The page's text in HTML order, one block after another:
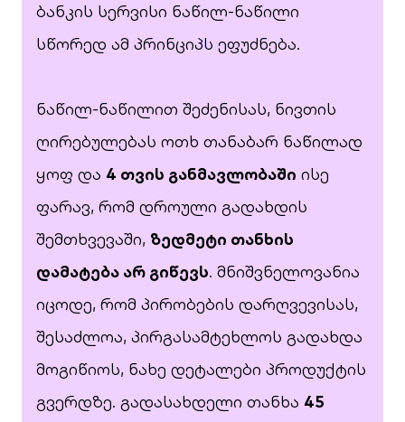
ბანკის სერვისი ნაწილ-ნაწილი
სწორედ ამ პრინციპს ეფუძნება.
ნაწილ-ნაწილით შეძენისას, ნივთის
ღირებულებას ოთხ თანაბარ ნაწილად
ყოფ და 4 თვის განმავლობაში ისე
ფარავ, რომ დროული გადახდის
შემთხვევაში, ზედმეტი თანხის
დამატება არ გიწევს. მნიშვნელოვანია
იცოდე, რომ პირობების დარღვევისას,
შესაძლოა, პირგასამტეხლოს გადახდა
მოგიწიოს, ნახე დეტალები პროდუქტის
გვერდზე. გადასახდელი თანხა 45